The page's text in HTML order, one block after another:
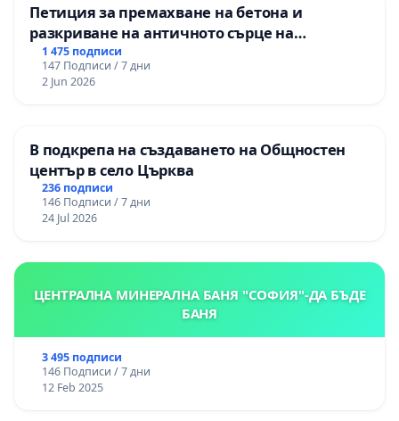
Петиция за премахване на бетона и
разкриване на античното сърце на
Могиланската могила във Враца
1 475 подписи
147 Подписи / 7 дни
2 Jun 2026
В подкрепа на създаването на Общностен
център в село Църква
236 подписи
146 Подписи / 7 дни
24 Jul 2026
ЦЕНТРАЛНА МИНЕРАЛНА БАНЯ "СОФИЯ"-ДА БЪДЕ
БАНЯ
3 495 подписи
146 Подписи / 7 дни
12 Feb 2025